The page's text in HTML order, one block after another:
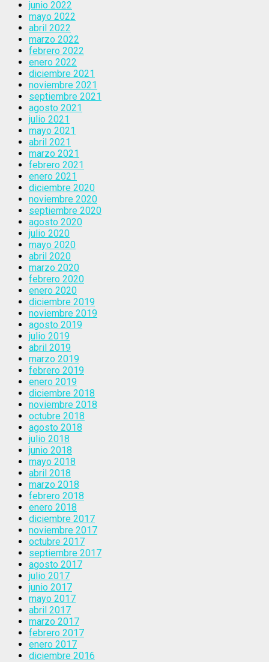
junio 2022
mayo 2022
abril 2022
marzo 2022
febrero 2022
enero 2022
diciembre 2021
noviembre 2021
septiembre 2021
agosto 2021
julio 2021
mayo 2021
abril 2021
marzo 2021
febrero 2021
enero 2021
diciembre 2020
noviembre 2020
septiembre 2020
agosto 2020
julio 2020
mayo 2020
abril 2020
marzo 2020
febrero 2020
enero 2020
diciembre 2019
noviembre 2019
agosto 2019
julio 2019
abril 2019
marzo 2019
febrero 2019
enero 2019
diciembre 2018
noviembre 2018
octubre 2018
agosto 2018
julio 2018
junio 2018
mayo 2018
abril 2018
marzo 2018
febrero 2018
enero 2018
diciembre 2017
noviembre 2017
octubre 2017
septiembre 2017
agosto 2017
julio 2017
junio 2017
mayo 2017
abril 2017
marzo 2017
febrero 2017
enero 2017
diciembre 2016